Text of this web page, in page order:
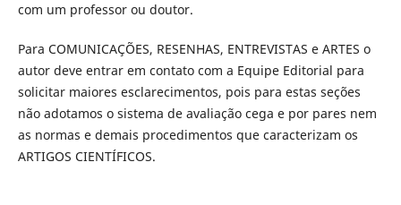
com um professor ou doutor.
Para COMUNICAÇÕES, RESENHAS, ENTREVISTAS e ARTES o
autor deve entrar em contato com a Equipe Editorial para
solicitar maiores esclarecimentos, pois para estas seções
não adotamos o sistema de avaliação cega e por pares nem
as normas e demais procedimentos que caracterizam os
ARTIGOS CIENTÍFICOS.